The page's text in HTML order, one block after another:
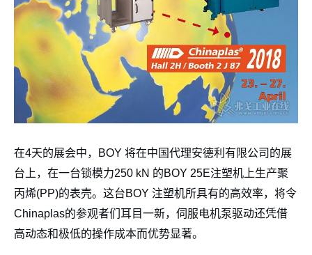
在4天的展会中，BOY 将在中国代理安德利有限公司的展
台上，在一台锁模力250 kN 的BOY 25E注塑机上生产聚
丙烯(PP)的表壳。这台BOY 注塑机所具有的高效率，将令
Chinaplas的参观者们耳目一新，伺服电机泵驱动还凭借
高动态和极低的操作成本而优势显著。